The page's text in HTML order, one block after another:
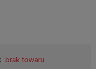
brak towaru